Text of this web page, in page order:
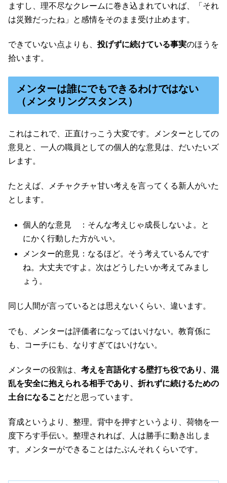
ますし、理不尽なクレームに巻き込まれていれば、「それ
は災難だったね」と感情をそのまま受け止めます。
できていない点よりも、投げずに続けている事実のほうを
拾います。
メンターは誰にでもできるわけではない
（メンタリングスタンス）
これはこれで、正直けっこう大変です。メンターとしての
意見と、一人の職員としての個人的な意見は、だいたいズ
レます。
たとえば、メチャクチャ甘い考えを言ってくる新人がいた
とします。
個人的な意見 ：そんな考えじゃ成長しないよ。と
にかく行動した方がいい。
メンター的意見：なるほど。そう考えているんです
ね。大丈夫ですよ。次はどうしたいか考えてみまし
ょう。
同じ人間が言っているとは思えないくらい、違います。
でも、メンターは評価者になってはいけない。教育係に
も、コーチにも、なりすぎてはいけない。
メンターの役割は、 考えを言語化する壁打ち役であり、混
乱を安全に抱えられる相手であり、折れずに続けるための
土台になることだと思っています。
育成というより、整理。背中を押すというより、荷物を一
度下ろす手伝い。整理されれば、人は勝手に動き出しま
す。メンターができることはたぶんそれくらいです。